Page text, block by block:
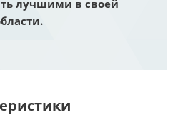
лучшими в своей